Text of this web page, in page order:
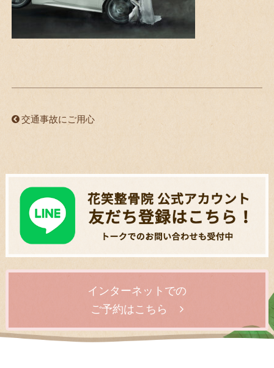
交通事故にご用心
インターネットでの
ご予約はこちら